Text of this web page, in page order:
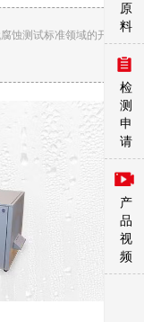
蚀测试标准领域的开
原
料
检
测
申
请
产
品
视
频